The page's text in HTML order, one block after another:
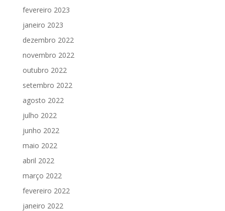
fevereiro 2023
janeiro 2023
dezembro 2022
novembro 2022
outubro 2022
setembro 2022
agosto 2022
julho 2022
junho 2022
maio 2022
abril 2022
março 2022
fevereiro 2022
janeiro 2022